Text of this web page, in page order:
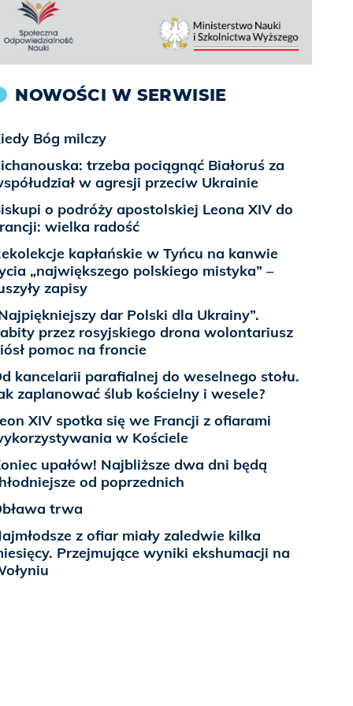
NOWOŚCI W SERWISIE
Bóg milczy
trzeba pociągnąć Białoruś za
w agresji przeciw Ukrainie
o podróży apostolskiej Leona XIV do
wielka radość
kapłańskie w Tyńcu na kanwie
„największego polskiego mistyka” –
zapisy
dar Polski dla Ukrainy”.
przez rosyjskiego drona wolontariusz
pomoc na froncie
kancelarii parafialnej do weselnego stołu.
zaplanować ślub kościelny i wesele?
XIV spotka się we Francji z ofiarami
w Kościele
upałów! Najbliższe dwa dni będą
od poprzednich
trwa
z ofiar miały zaledwie kilka
Przejmujące wyniki ekshumacji na